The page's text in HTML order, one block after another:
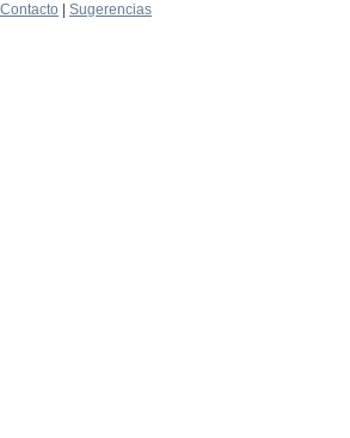
Contacto
Sugerencias